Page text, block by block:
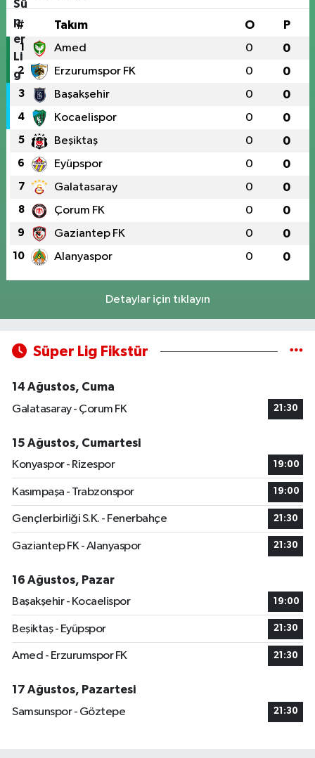
# Takım O P
1 Amed 0 0
2 Erzurumspor FK 0 0
3 Başakşehir 0 0
4 Kocaelispor 0 0
5 Beşiktaş 0 0
6 Eyüpspor 0 0
7 Galatasaray 0 0
8 Çorum FK 0 0
9 Gaziantep FK 0 0
10 Alanyaspor 0 0
Detaylar için tıklayın
Süper Lig Fikstür
14 Ağustos, Cuma
Galatasaray - Çorum FK
21:30
15 Ağustos, Cumartesi
Konyaspor - Rizespor
19:00
Kasımpaşa - Trabzonspor 19:00
Gençlerbirliği S.K. - Fenerbahçe 21:30
Gaziantep FK - Alanyaspor 21:30
16 Ağustos, Pazar
Başakşehir - Kocaelispor
19:00
Beşiktaş - Eyüpspor 21:30
Amed - Erzurumspor FK 21:30
17 Ağustos, Pazartesi
Samsunspor - Göztepe
21:30